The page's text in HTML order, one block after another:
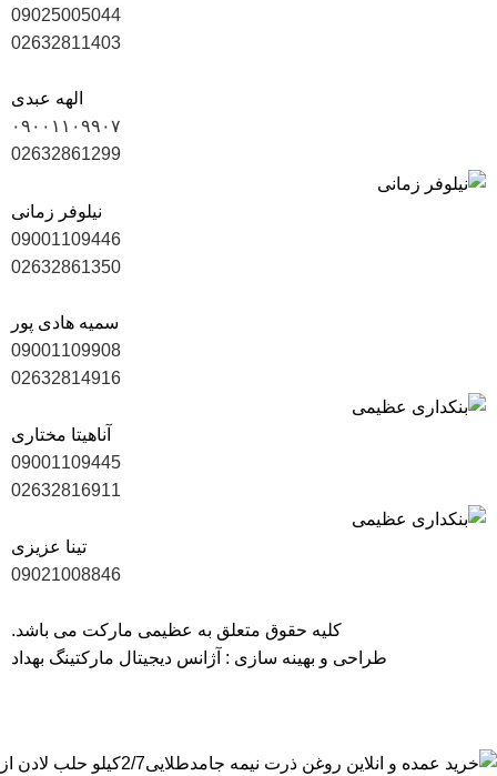
09025005044
02632811403
الهه عبدی
۰۹۰۰۱۱۰۹۹۰۷
02632861299
نیلوفر زمانی
09001109446
02632861350
سمیه هادی پور
09001109908
02632814916
آناهیتا مختاری
09001109445
02632816911
تینا عزیزی
09021008846
کلیه حقوق متعلق به عظیمی مارکت می باشد.
طراحی و بهینه سازی : آژانس دیجیتال مارکتینگ بهداد